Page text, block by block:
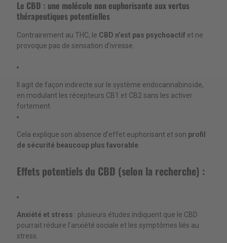
Le CBD : une molécule non euphorisante aux vertus
thérapeutiques potentielles
Contrairement au THC, le CBD n’est pas psychoactif et ne
provoque pas de sensation d’ivresse.
Il agit de façon indirecte sur le système endocannabinoïde,
en modulant les récepteurs CB1 et CB2 sans les activer
fortement.
Cela explique son absence d’effet euphorisant et son profil
de sécurité beaucoup plus favorable
Effets potentiels du CBD (selon la recherche) :
Anxiété et stress : plusieurs études indiquent que le CBD
pourrait réduire l’anxiété sociale et les symptômes liés au
stress.